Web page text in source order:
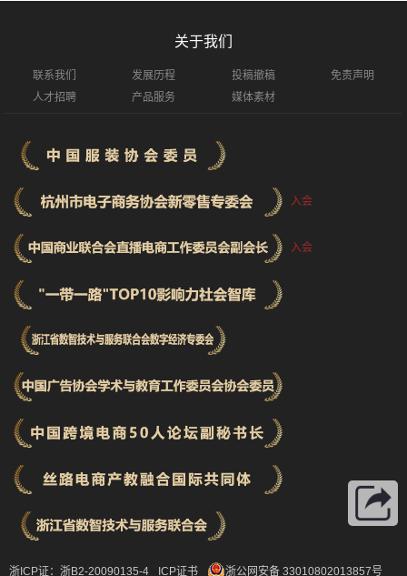
关于我们
联系我们 发展历程 投稿撤稿
免责声明
人才招聘
产品服务 媒体素材
入会
入会
浙ICP证：浙B2-20090135-4 ICP证书 浙公网安备 33010802013857号